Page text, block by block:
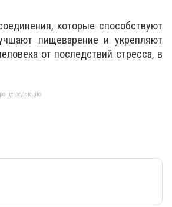
которые способствуют
пищеварение и укрепляют
от последствий стресса, в
це редакцію